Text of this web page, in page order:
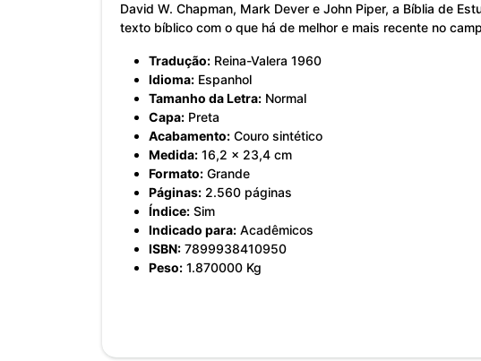
David W. Chapman, Mark Dever e John Piper, a Bíblia de
texto bíblico com o que há de melhor e mais recente no
Tradução: Reina-Valera 1960
Idioma: Espanhol
Tamanho da Letra: Normal
Capa: Preta
Acabamento: Couro sintético
Medida: 16,2 x 23,4 cm
Formato: Grande
Páginas: 2.560 páginas
Índice: Sim
Indicado para: Acadêmicos
ISBN: 7899938410950
Peso: 1.870000 Kg